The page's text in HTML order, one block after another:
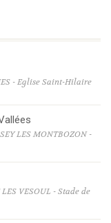
- Eglise Saint-Hilaire
LES MONTBOZON -
VESOUL - Stade de